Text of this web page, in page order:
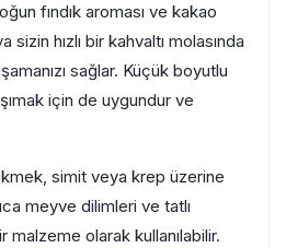
fındık aroması ve kakao
hızlı bir kahvaltı molasında
sağlar. Küçük boyutlu
için de uygundur ve
simit veya krep üzerine
meyve dilimleri ve tatlı
olarak kullanılabilir.